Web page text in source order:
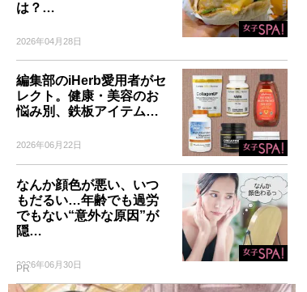
は？…
2026年04月28日
編集部のiHerb愛用者がセ
レクト。健康・美容のお
悩み別、鉄板アイテム…
2026年06月22日
なんか顔色が悪い、いつ
もだるい…年齢でも過労
でもない“意外な原因”が
隠…
2026年06月30日
PR